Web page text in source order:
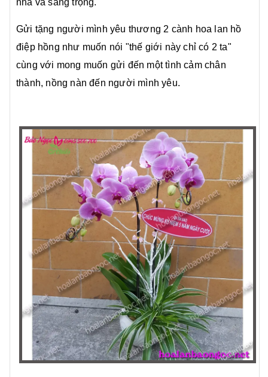
nhã và sang trọng.
Gửi tặng người mình yêu thương 2 cành hoa lan hồ
điệp hồng như muốn nói "thế giới này chỉ có 2 ta"
cùng với mong muốn gửi đến một tình cảm chân
thành, nồng nàn đến người mình yêu.